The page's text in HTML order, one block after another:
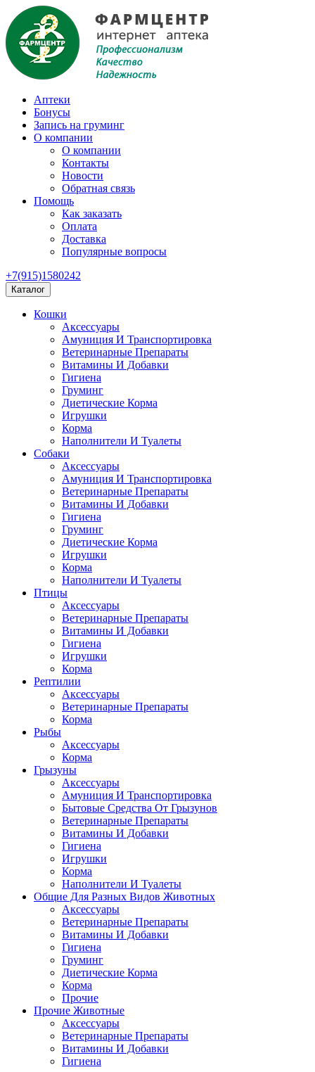
Аптеки
Бонусы
Запись на груминг
О компании
О компании
Контакты
Новости
Обратная связь
Помощь
Как заказать
Оплата
Доставка
Популярные вопросы
+7(915)1580242
Каталог
Кошки
Аксессуары
Амуниция И Транспортировка
Ветеринарные Препараты
Витамины И Добавки
Гигиена
Груминг
Диетические Корма
Игрушки
Корма
Наполнители И Туалеты
Собаки
Аксессуары
Амуниция И Транспортировка
Ветеринарные Препараты
Витамины И Добавки
Гигиена
Груминг
Диетические Корма
Игрушки
Корма
Наполнители И Туалеты
Птицы
Аксессуары
Ветеринарные Препараты
Витамины И Добавки
Гигиена
Игрушки
Корма
Рептилии
Аксессуары
Ветеринарные Препараты
Корма
Рыбы
Аксессуары
Корма
Грызуны
Аксессуары
Амуниция И Транспортировка
Бытовые Средства От Грызунов
Ветеринарные Препараты
Витамины И Добавки
Гигиена
Игрушки
Корма
Наполнители И Туалеты
Общие Для Разных Видов Животных
Аксессуары
Ветеринарные Препараты
Витамины И Добавки
Гигиена
Груминг
Диетические Корма
Корма
Прочие
Прочие Животные
Аксессуары
Ветеринарные Препараты
Витамины И Добавки
Гигиена